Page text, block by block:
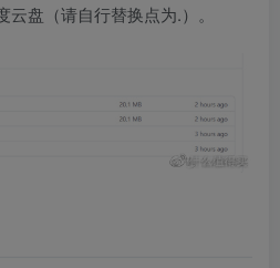
盘（请自行替换点为.）。